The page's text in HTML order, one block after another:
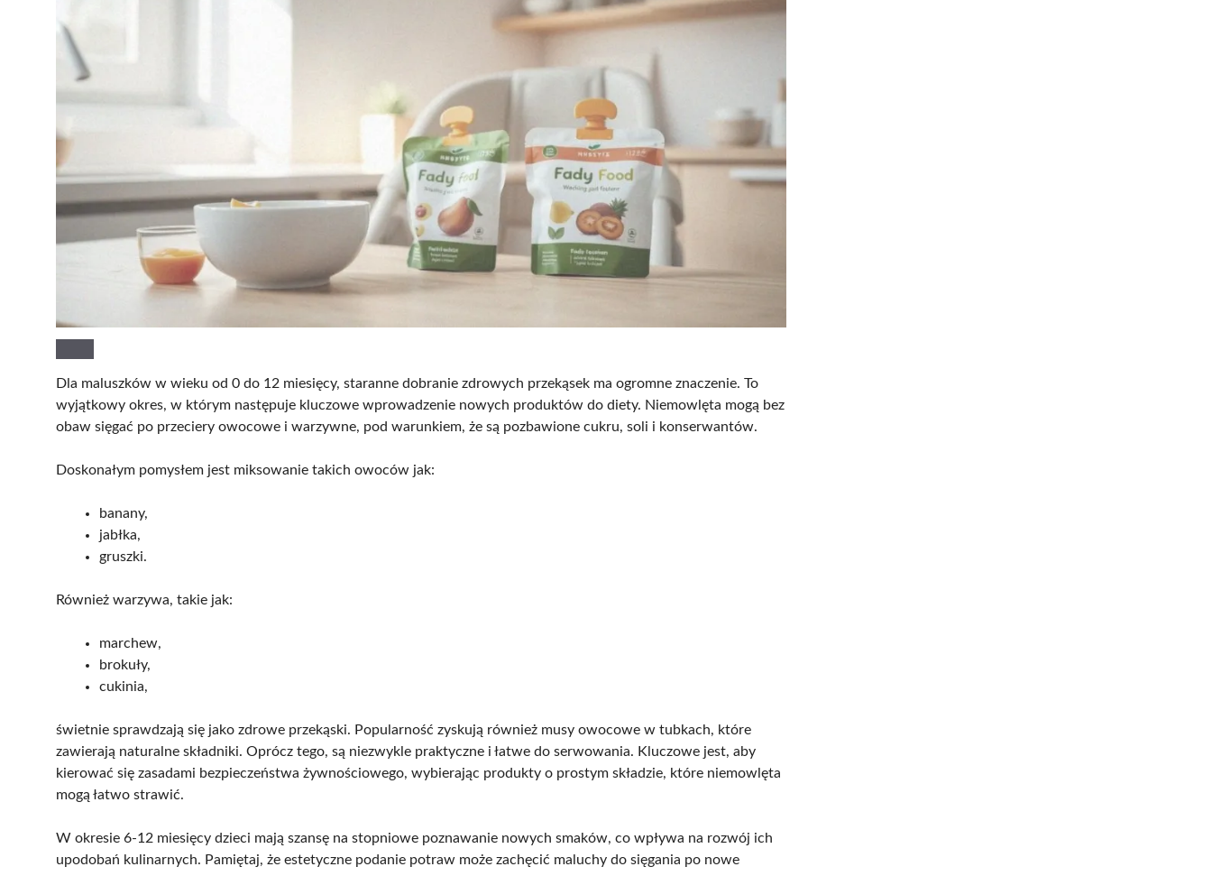
Dla maluszków w wieku od 0 do 12 miesięcy, staranne dobranie zdrowych przekąsek ma ogromne znaczenie. To
wyjątkowy okres, w którym następuje kluczowe wprowadzenie nowych produktów do diety. Niemowlęta mogą bez
obaw sięgać po przeciery owocowe i warzywne, pod warunkiem, że są pozbawione cukru, soli i konserwantów.
Doskonałym pomysłem jest miksowanie takich owoców jak:
banany,
jabłka,
gruszki.
Również warzywa, takie jak:
marchew,
brokuły,
cukinia,
świetnie sprawdzają się jako zdrowe przekąski. Popularność zyskują również musy owocowe w tubkach, które
zawierają naturalne składniki. Oprócz tego, są niezwykle praktyczne i łatwe do serwowania. Kluczowe jest, aby
kierować się zasadami bezpieczeństwa żywnościowego, wybierając produkty o prostym składzie, które niemowlęta
mogą łatwo strawić.
W okresie 6-12 miesięcy dzieci mają szansę na stopniowe poznawanie nowych smaków, co wpływa na rozwój ich
upodobań kulinarnych. Pamiętaj, że estetyczne podanie potraw może zachęcić maluchy do sięgania po nowe